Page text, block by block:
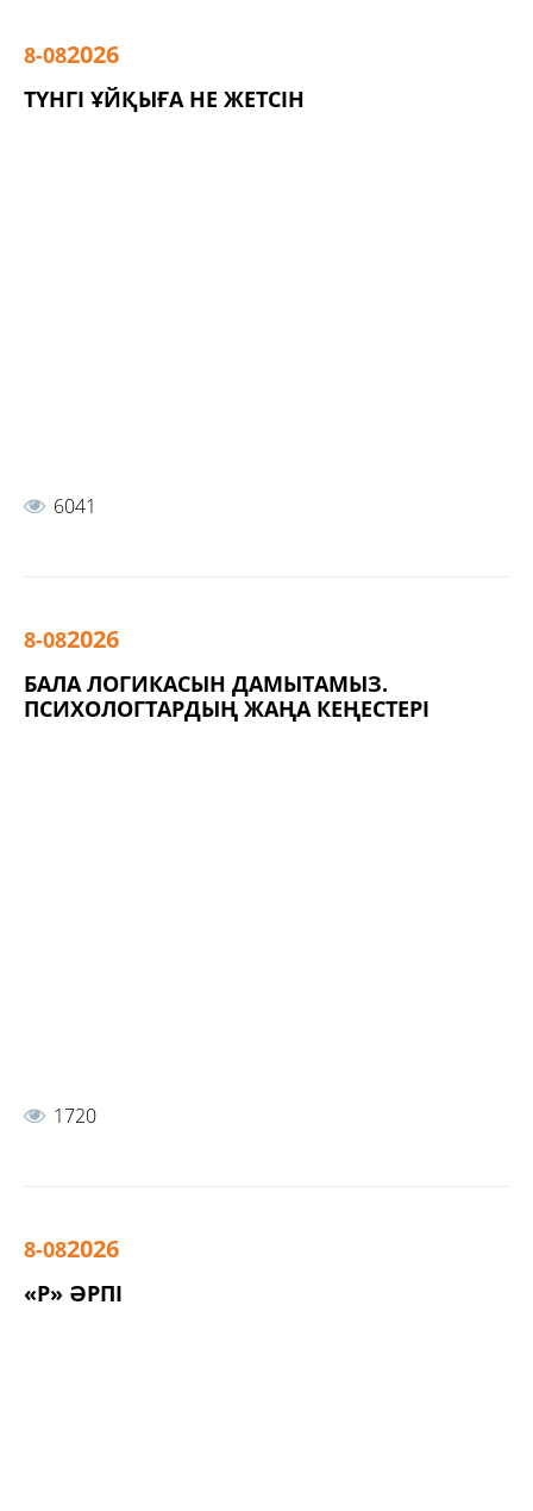
8-082026
ТҮНГІ ҰЙҚЫҒА НЕ ЖЕТСІН
6041
8-082026
БАЛА ЛОГИКАСЫН ДАМЫТАМЫЗ.
ПСИХОЛОГТАРДЫҢ ЖАҢА КЕҢЕСТЕРІ
1720
8-082026
«Р» ӘРПІ